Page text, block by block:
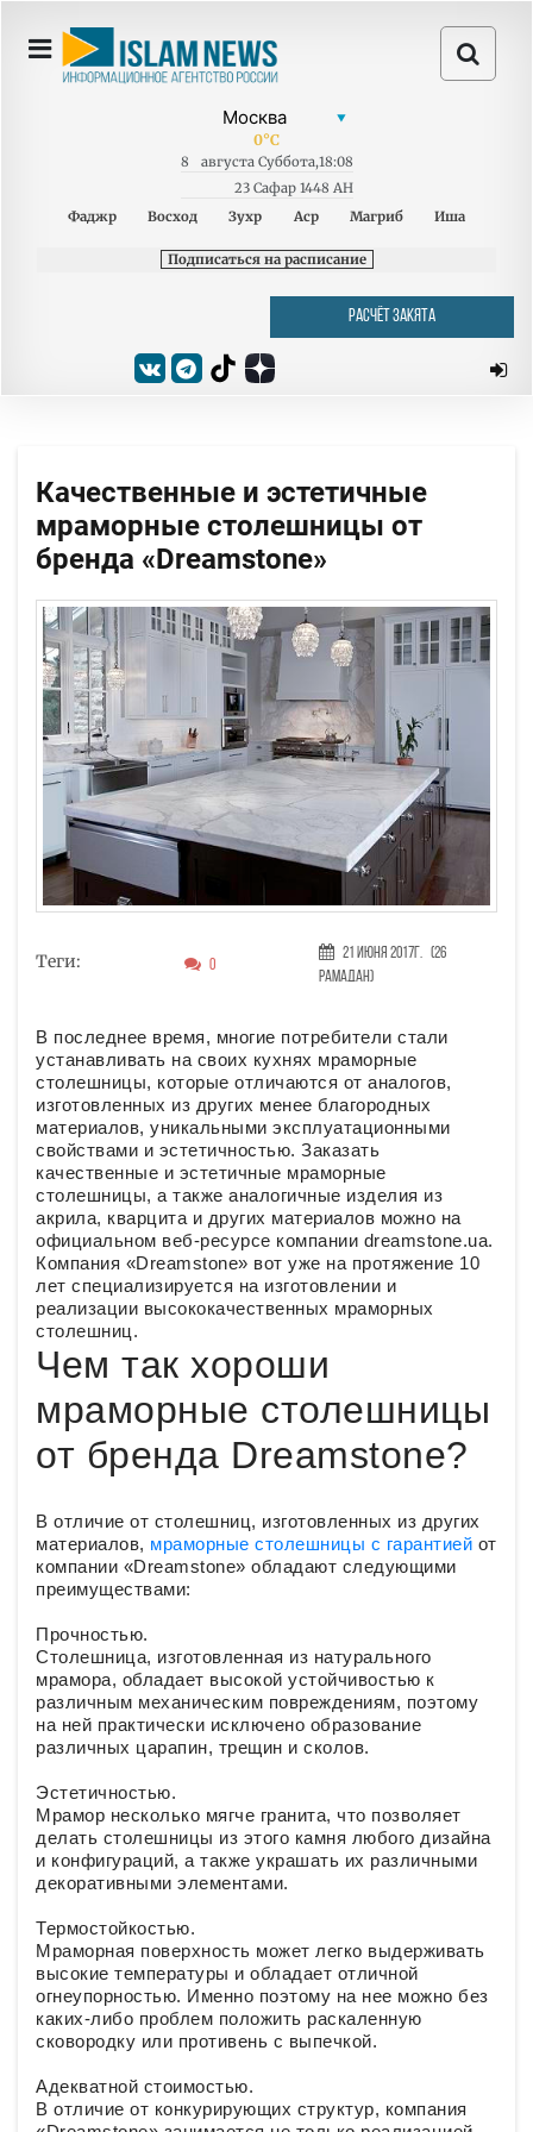
0°C
8 августа Суббота,18:08
23 Сафар 1448 AH
Фаджр
Восход Зухр Аср Магриб Иша
Подписаться на расписание
РАСЧЁТ ЗАКЯТА
Качественные и эстетичные
мраморные столешницы от
бренда «Dreamstone»
Теги: 0
21 Июня 2017г. (26
Рамадан)
В последнее время, многие потребители стали
устанавливать на своих кухнях мраморные
столешницы, которые отличаются от аналогов,
изготовленных из других менее благородных
материалов, уникальными эксплуатационными
свойствами и эстетичностью. Заказать
качественные и эстетичные мраморные
столешницы, а также аналогичные изделия из
акрила, кварцита и других материалов можно на
официальном веб-ресурсе компании dreamstone.ua.
Компания «Dreamstone» вот уже на протяжение 10
лет специализируется на изготовлении и
реализации высококачественных мраморных
столешниц.
Чем так хороши
мраморные столешницы
от бренда Dreamstone?
В отличие от столешниц, изготовленных из других
материалов, мраморные столешницы с гарантией от
компании «Dreamstone» обладают следующими
преимуществами:
Прочностью.
Столешница, изготовленная из натурального
мрамора, обладает высокой устойчивостью к
различным механическим повреждениям, поэтому
на ней практически исключено образование
различных царапин, трещин и сколов.
Эстетичностью.
Мрамор несколько мягче гранита, что позволяет
делать столешницы из этого камня любого дизайна
и конфигураций, а также украшать их различными
декоративными элементами.
Термостойкостью.
Мраморная поверхность может легко выдерживать
высокие температуры и обладает отличной
огнеупорностью. Именно поэтому на нее можно без
каких-либо проблем положить раскаленную
сковородку или противень с выпечкой.
Адекватной стоимостью.
В отличие от конкурирующих структур, компания